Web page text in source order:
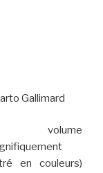
Gallimard
volume
en couleurs)